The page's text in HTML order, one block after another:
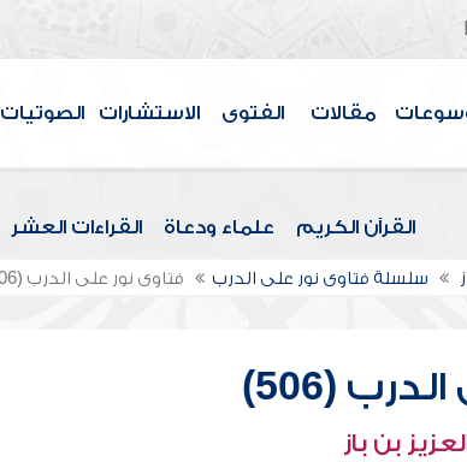
مقالات الفتوى الاستشارات الصوتيات
القرآن الكريم علماء ودعاة القراءات العشر
سلسلة فتاوى نور على الدرب فتاوى نور على الدرب (506)
(506)
بن باز